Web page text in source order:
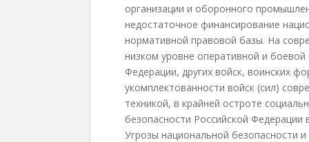
организации и оборонного
недостаточное финансирование
нормативной правовой базы. На
низком уровне оперативной и
Федерации, других войск, воинских
укомплектованности войск (сил)
техникой, в крайней остроте
безопасности Российской Федерации
Угрозы национальной безопасности